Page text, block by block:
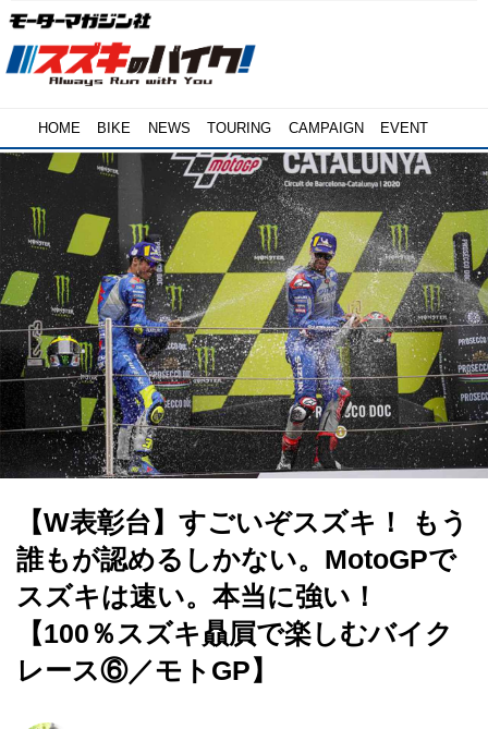
HOME BIKE NEWS TOURING CAMPAIGN EVENT
【W表彰台】すごいぞスズキ！ もう
誰もが認めるしかない。MotoGPで
スズキは速い。本当に強い！
【100％スズキ贔屓で楽しむバイク
レース⑥／モトGP】